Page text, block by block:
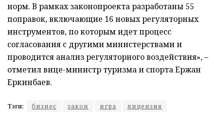
норм. В рамках законопроекта разработаны 55
поправок, включающие 16 новых регуляторных
инструментов, по которым идет процесс
согласования с другими министерствами и
проводится анализ регуляторного воздействия», –
отметил вице-министр туризма и спорта Ержан
Еркинбаев.
Тэги: бизнес закон игра лицензия